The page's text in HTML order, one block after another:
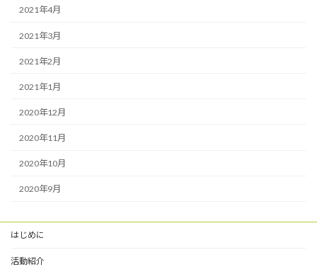
2021年4月
2021年3月
2021年2月
2021年1月
2020年12月
2020年11月
2020年10月
2020年9月
はじめに
活動紹介